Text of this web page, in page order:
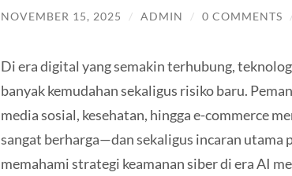
NOVEMBER 15, 2025 / ADMIN / 0 COMMENTS
Di era digital yang semakin terhubung,
banyak kemudahan sekaligus risiko baru.
media sosial, kesehatan, hingga e-commerce
sangat berharga—dan sekaligus incaran utama
memahami strategi keamanan siber di era AI